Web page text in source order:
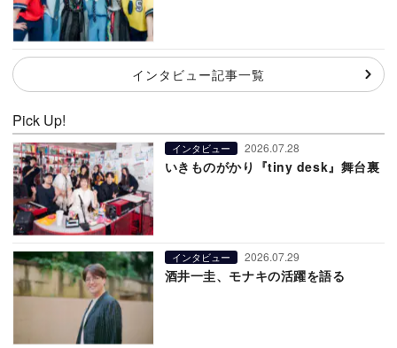
インタビュー記事一覧
Pick Up!
インタビュー 2026.07.28
いきものがかり『tiny desk』舞台裏
インタビュー 2026.07.29
酒井一圭、モナキの活躍を語る